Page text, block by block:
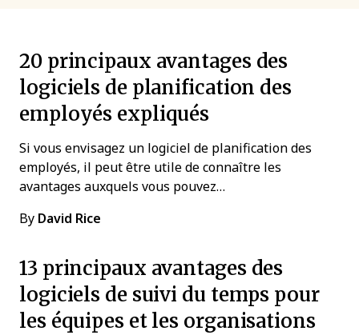
20 principaux avantages des
logiciels de planification des
employés expliqués
Si vous envisagez un logiciel de planification des
employés, il peut être utile de connaître les
avantages auxquels vous pouvez…
By David Rice
13 principaux avantages des
logiciels de suivi du temps pour
les équipes et les organisations